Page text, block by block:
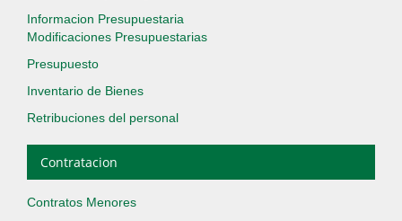
Informacion Presupuestaria
Modificaciones Presupuestarias
Presupuesto
Inventario de Bienes
Retribuciones del personal
Contratacion
Contratos Menores